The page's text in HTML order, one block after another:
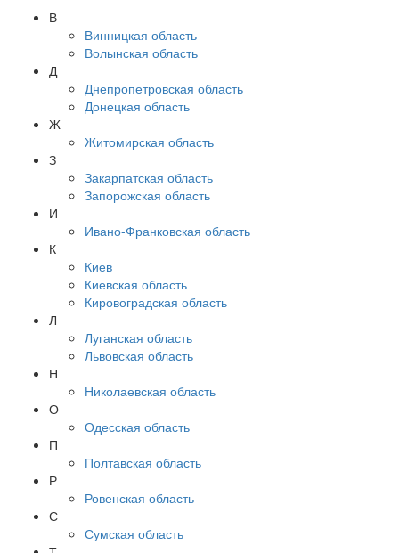
В
Винницкая область
Волынская область
Д
Днепропетровская область
Донецкая область
Ж
Житомирская область
З
Закарпатская область
Запорожская область
И
Ивано-Франковская область
К
Киев
Киевская область
Кировоградская область
Л
Луганская область
Львовская область
Н
Николаевская область
О
Одесская область
П
Полтавская область
Р
Ровенская область
С
Сумская область